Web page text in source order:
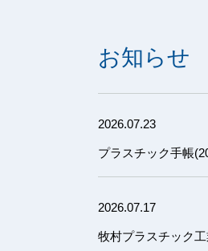
お知らせ
2026.07.23
プラスチック手帳
2026.07.17
牧村プラスチック